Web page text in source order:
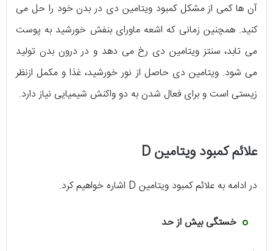
آن ها کمی از مشکل کمبود ویتامین دی در بدن خود را حل می
کنید. همچنین زمانی ­‌که اشعه‌­ ماورای بنفش خورشید به پوست
می ­‌تابد، سنتز ویتامین دی رخ می ­‌دهد و در درون بدن تولید
می­‌ شود. ویتامین دی حاصل از نور خورشید، غذا و مکمل ازنظر
زیستی است و برای فعال­ شدن به دو واکنش شیمیایی نیاز دارد.
علائم کمبود ویتامین D
در ادامه به علائم کمبود ویتامین D اشاره خواهیم کرد.
خستگی بیش از حد